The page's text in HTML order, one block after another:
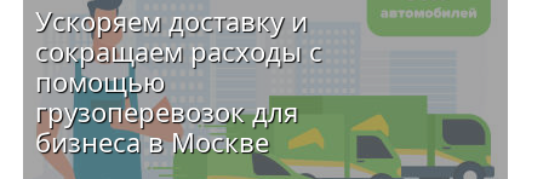
Ускоряем доставку и
сокращаем расходы с
помощью
грузоперевозок для
бизнеса в Москве